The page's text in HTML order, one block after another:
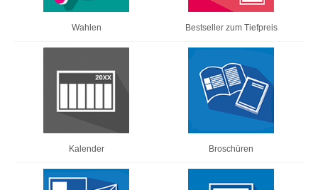
Wahlen Bestseller zum Tiefpreis
Kalender Broschüren